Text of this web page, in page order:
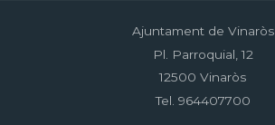
Ajuntament de Vinaròs
Pl. Parroquial, 12
12500 Vinaròs
Tel. 964407700